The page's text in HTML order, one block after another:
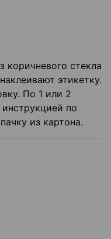
коричневого стекла
этикетку.
По 1 или 2
по
из картона.